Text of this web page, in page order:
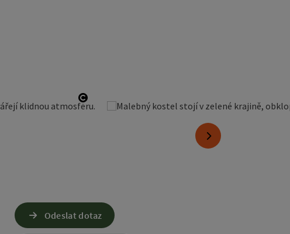
otevřít copyright
nächstes Element
Odeslat dotaz